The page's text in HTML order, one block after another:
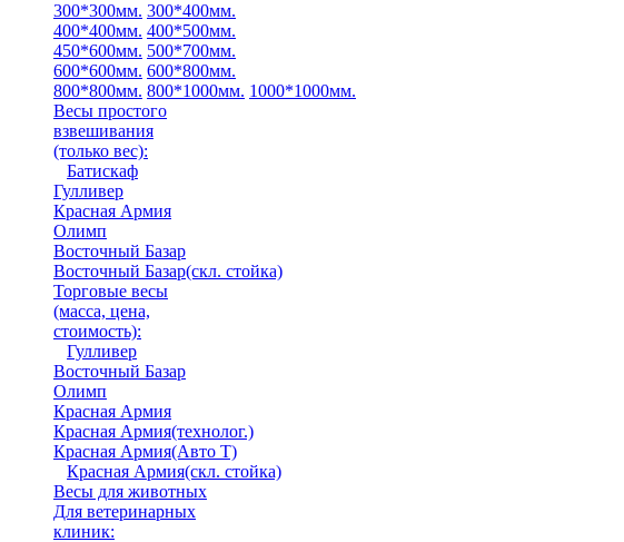
300*300мм. 300*400мм.
400*400мм. 400*500мм.
450*600мм. 500*700мм.
600*600мм. 600*800мм.
800*800мм. 800*1000мм. 1000*1000мм.
Весы простого
взвешивания
(только вес):
Батискаф
Гулливер
Красная Армия
Олимп
Восточный Базар
Восточный Базар(скл. стойка)
Торговые весы
(масса, цена,
стоимость):
Гулливер
Восточный Базар
Олимп
Красная Армия
Красная Армия(технолог.)
Красная Армия(Авто Т)
Красная Армия(скл. стойка)
Весы для животных
Для ветеринарных
клиник: